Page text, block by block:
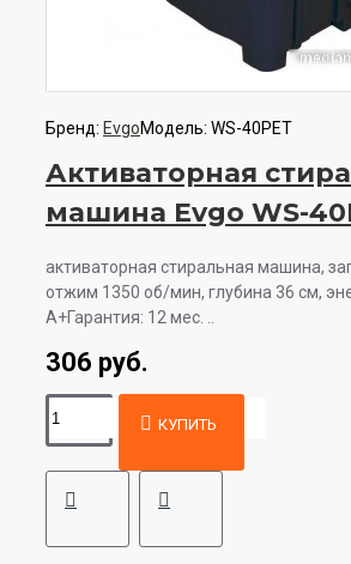
Бренд: EvgoМодель: WS-40PET
Активаторная
машина Evgo WS-
активаторная стиральная машина,
отжим 1350 об/мин, глубина 36 см,
A+Гарантия: 12 мес. ..
306 руб.
КУПИТЬ